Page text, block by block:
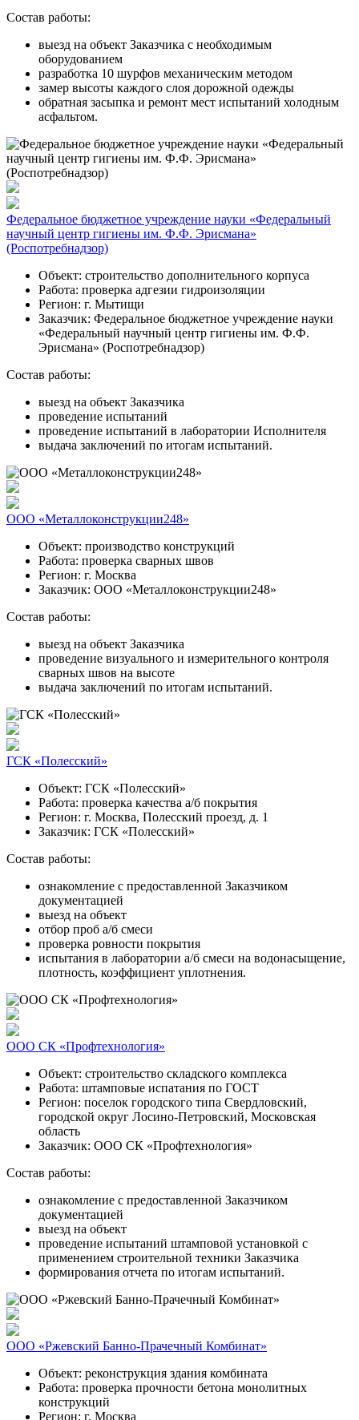
Состав работы:
выезд на объект Заказчика с необходимым
оборудованием
разработка 10 шурфов механическим методом
замер высоты каждого слоя дорожной одежды
обратная засыпка и ремонт мест испытаний холодным
асфальтом.
Федеральное бюджетное учреждение науки «Федеральный
научный центр гигиены им. Ф.Ф. Эрисмана»
(Роспотребнадзор)
Объект: строительство дополнительного корпуса
Работа: проверка адгезии гидроизоляции
Регион: г. Мытищи
Заказчик: Федеральное бюджетное учреждение науки
«Федеральный научный центр гигиены им. Ф.Ф.
Эрисмана» (Роспотребнадзор)
Состав работы:
выезд на объект Заказчика
проведение испытаний
проведение испытаний в лаборатории Исполнителя
выдача заключений по итогам испытаний.
ООО «Металлоконструкции248»
Объект: производство конструкций
Работа: проверка сварных швов
Регион: г. Москва
Заказчик: ООО «Металлоконструкции248»
Состав работы:
выезд на объект Заказчика
проведение визуального и измерительного контроля
сварных швов на высоте
выдача заключений по итогам испытаний.
ГСК «Полесский»
Объект: ГСК «Полесский»
Работа: проверка качества а/б покрытия
Регион: г. Москва, Полесский проезд, д. 1
Заказчик: ГСК «Полесский»
Состав работы:
ознакомление с предоставленной Заказчиком
документацией
выезд на объект
отбор проб а/б смеси
проверка ровности покрытия
испытания в лаборатории а/б смеси на водонасыщение,
плотность, коэффициент уплотнения.
ООО СК «Профтехнология»
Объект: строительство складского комплекса
Работа: штамповые испатания по ГОСТ
Регион: поселок городского типа Свердловский,
городской округ Лосино-Петровский, Московская
область
Заказчик: ООО СК «Профтехнология»
Состав работы:
ознакомление с предоставленной Заказчиком
документацией
выезд на объект
проведение испытаний штамповой установкой с
применением строительной техники Заказчика
формирования отчета по итогам испытаний.
ООО «Ржевский Банно-Прачечный Комбинат»
Объект: реконструкция здания комбината
Работа: проверка прочности бетона монолитных
конструкций
Регион: г. Москва